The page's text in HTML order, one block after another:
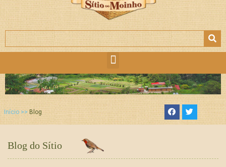
Início >> Blog
Blog do Sítio